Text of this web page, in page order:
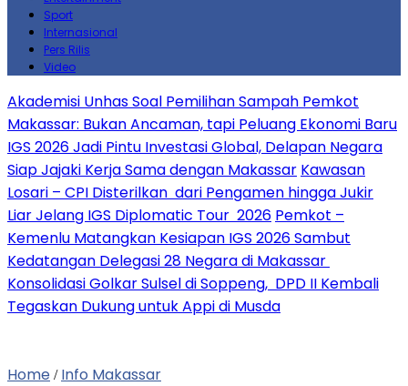
Sport
Internasional
Pers Rilis
Video
Akademisi Unhas Soal Pemilihan Sampah Pemkot
Makassar: Bukan Ancaman, tapi Peluang Ekonomi Baru
IGS 2026 Jadi Pintu Investasi Global, Delapan Negara
Siap Jajaki Kerja Sama dengan Makassar Kawasan
Losari – CPI Disterilkan dari Pengamen hingga Jukir
Liar Jelang IGS Diplomatic Tour 2026 Pemkot –
Kemenlu Matangkan Kesiapan IGS 2026 Sambut
Kedatangan Delegasi 28 Negara di Makassar
Konsolidasi Golkar Sulsel di Soppeng, DPD II Kembali
Tegaskan Dukung untuk Appi di Musda
Home / Info Makassar